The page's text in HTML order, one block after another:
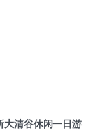
大清谷休闲一日游